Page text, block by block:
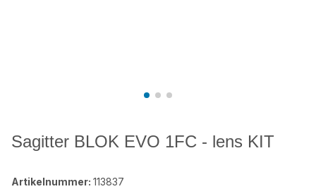
Sagitter BLOK EVO 1FC - lens KIT
Artikelnummer: 113837